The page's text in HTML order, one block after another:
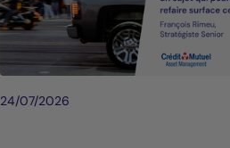
24/07/2026